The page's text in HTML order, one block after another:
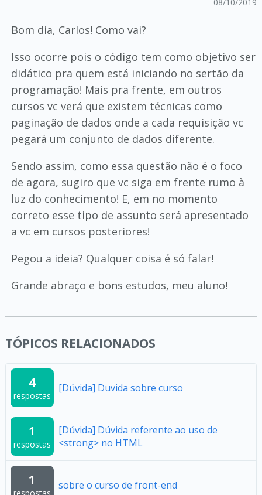
Bom dia, Carlos! Como vai?
Isso ocorre pois o código tem como objetivo ser
didático pra quem está iniciando no sertão da
programação! Mais pra frente, em outros
cursos vc verá que existem técnicas como
paginação de dados onde a cada requisição vc
pegará um conjunto de dados diferente.
Sendo assim, como essa questão não é o foco
de agora, sugiro que vc siga em frente rumo à
luz do conhecimento! E, em no momento
correto esse tipo de assunto será apresentado
a vc em cursos posteriores!
Pegou a ideia? Qualquer coisa é só falar!
Grande abraço e bons estudos, meu aluno!
TÓPICOS RELACIONADOS
4
respostas
[Dúvida] Duvida sobre curso
1
respostas
[Dúvida] Dúvida referente ao uso de
<strong> no HTML
1 sobre o curso de front-end